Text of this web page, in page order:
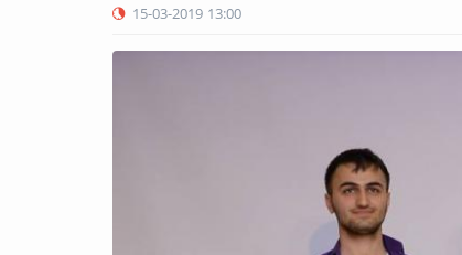
15-03-2019 13:00